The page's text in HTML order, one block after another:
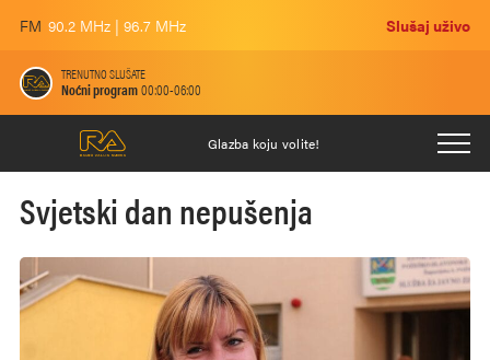
FM 90.2 MHz | 96.7 MHz Slušaj uživo
TRENUTNO SLUŠATE
Noćni program00:00-06:00
Glazba koju volite!
Svjetski dan nepušenja